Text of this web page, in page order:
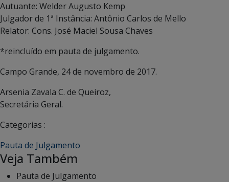
Autuante: Welder Augusto Kemp
Julgador de 1ª Instância: Antônio Carlos de Mello
Relator: Cons. José Maciel Sousa Chaves
*reincluído em pauta de julgamento.
Campo Grande, 24 de novembro de 2017.
Arsenia Zavala C. de Queiroz,
Secretária Geral.
Categorias :
Pauta de Julgamento
Veja Também
Pauta de Julgamento